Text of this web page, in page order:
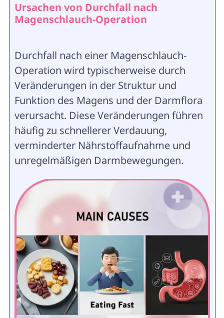
Ursachen von Durchfall nach
Magenschlauch-Operation
Durchfall nach einer Magenschlauch-
Operation wird typischerweise durch
Veränderungen in der Struktur und
Funktion des Magens und der Darmflora
verursacht. Diese Veränderungen führen
häufig zu schnellerer Verdauung,
verminderter Nährstoffaufnahme und
unregelmäßigen Darmbewegungen.